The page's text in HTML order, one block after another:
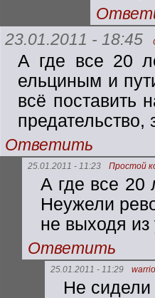
23.01.2011 - 18:45
А где все 20
ельциным и
всё поставить
предательство,
Ответить
25.01.2011 - 11:23 Простой
А где все 20
Неужели
не выходя из
Ответить
25.01.2011 - 11:29
Не сидели